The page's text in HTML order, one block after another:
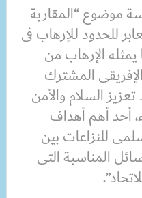
موضوع “المقاربة
للحدود للإرهاب فى
يمثله الإرهاب من
المشترك
السلام والأمن
أحد أهم أهداف
للنزاعات بين
المناسبة التى